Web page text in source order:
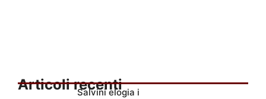
Articoli recenti
Salvini elogia i